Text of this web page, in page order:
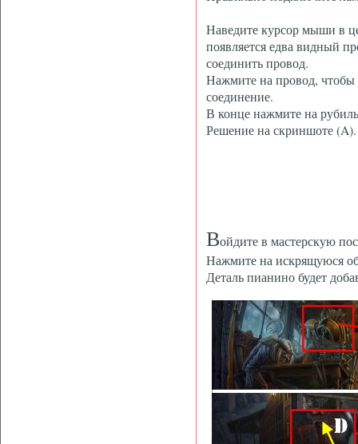
Наведите курсор мыши в
появляется едва видный
соединить провод.
Нажмите на провод, чтобы
соединение.
В конце нажмите на
Решение на скриншоте (A).
Войдите в мастерскую
Нажмите на искрящуюся
Деталь пианино будет